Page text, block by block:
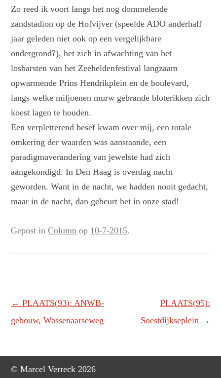
Zo reed ik voort langs het nog dommelende
zandstadion op de Hofvijver (speelde ADO anderhalf
jaar geleden niet ook op een vergelijkbare
ondergrond?), het zich in afwachting van het
losbarsten van het Zeeheldenfestival langzaam
opwarmende Prins Hendrikplein en de boulevard,
langs welke miljoenen murw gebrande bloterikken zich
koest lagen te houden.
Een verpletterend besef kwam over mij, een totale
omkering der waarden was aanstaande, een
paradigmaverandering van jewelste had zich
aangekondigd. In Den Haag is overdag nacht
geworden. Want in de nacht, we hadden nooit gedacht,
maar in de nacht, dan gebeurt het in onze stad!
Gepost inColumn op 10-7-2015.
Berichtnavigatie
← PLAATS(93): ANWB-
gebouw, Wassenaarseweg
PLAATS(95):
Soestdijkseplein →
© Marcel Verreck 2026